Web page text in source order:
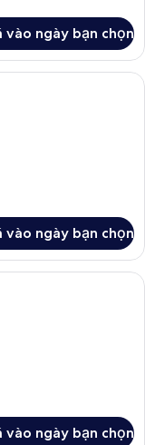
vào ngày bạn chọn
cao cấp, nệm Select
vào ngày bạn chọn
cao cấp, nệm Select
vào ngày bạn chọn